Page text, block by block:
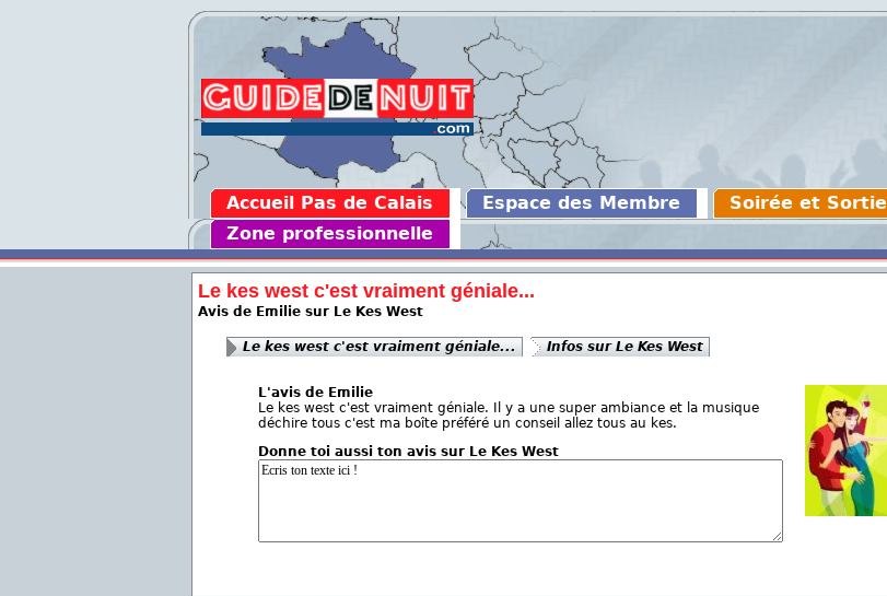
Accueil Pas de Calais Espace des Membre Soirée et Sortie
Zone professionnelle
Le kes west c'est vraiment géniale...
Avis de Emilie sur Le Kes West
Le kes west c'est vraiment géniale... Infos sur Le Kes West
L'avis de Emilie
Le kes west c'est vraiment géniale. Il y a une super ambiance et la musique
déchire tous c'est ma boîte préféré un conseil allez tous au kes.
Donne toi aussi ton avis sur Le Kes West